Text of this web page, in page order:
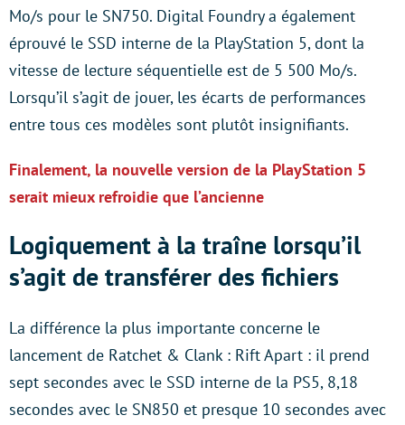
Mo/s pour le SN750. Digital Foundry a également
éprouvé le SSD interne de la PlayStation 5, dont la
vitesse de lecture séquentielle est de 5 500 Mo/s.
Lorsqu’il s’agit de jouer, les écarts de performances
entre tous ces modèles sont plutôt insignifiants.
Finalement, la nouvelle version de la PlayStation 5
serait mieux refroidie que l’ancienne
Logiquement à la traîne lorsqu’il
s’agit de transférer des fichiers
La différence la plus importante concerne le
lancement de Ratchet & Clank : Rift Apart : il prend
sept secondes avec le SSD interne de la PS5, 8,18
secondes avec le SN850 et presque 10 secondes avec